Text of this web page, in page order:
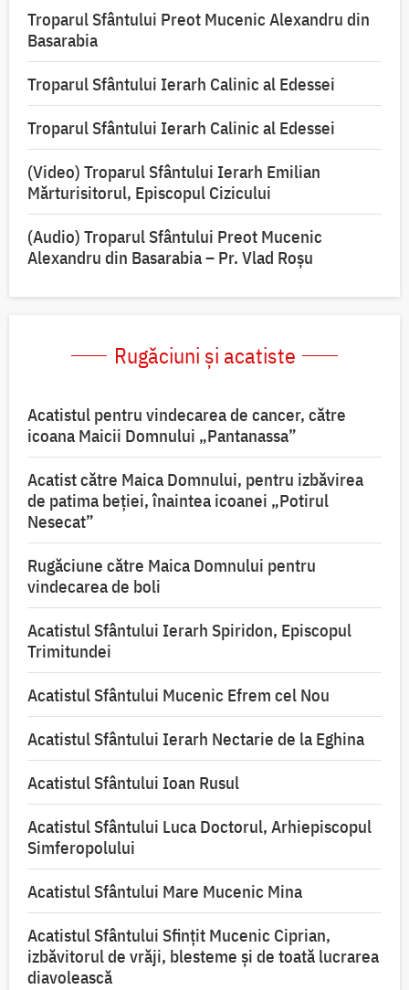
Troparul Sfântului Preot Mucenic Alexandru din
Basarabia
Troparul Sfântului Ierarh Calinic al Edessei
Troparul Sfântului Ierarh Calinic al Edessei
(Video) Troparul Sfântului Ierarh Emilian
Mărturisitorul, Episcopul Cizicului
(Audio) Troparul Sfântului Preot Mucenic
Alexandru din Basarabia – Pr. Vlad Roșu
Rugăciuni și acatiste
Acatistul pentru vindecarea de cancer, către
icoana Maicii Domnului „Pantanassa”
Acatist către Maica Domnului, pentru izbăvirea
de patima beției, înaintea icoanei „Potirul
Nesecat”
Rugăciune către Maica Domnului pentru
vindecarea de boli
Acatistul Sfântului Ierarh Spiridon, Episcopul
Trimitundei
Acatistul Sfântului Mucenic Efrem cel Nou
Acatistul Sfântului Ierarh Nectarie de la Eghina
Acatistul Sfântului Ioan Rusul
Acatistul Sfântului Luca Doctorul, Arhiepiscopul
Simferopolului
Acatistul Sfântului Mare Mucenic Mina
Acatistul Sfântului Sfințit Mucenic Ciprian,
izbăvitorul de vrăji, blesteme și de toată lucrarea
diavolească